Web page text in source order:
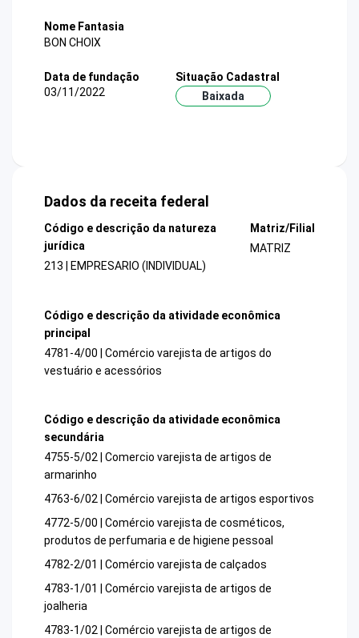
Nome Fantasia
BON CHOIX
Data de fundação
03/11/2022
Situação Cadastral
Baixada
Dados da receita federal
Código e descrição da natureza
jurídica
213 | EMPRESARIO (INDIVIDUAL)
Matriz/Filial
MATRIZ
Código e descrição da atividade econômica
principal
4781-4/00 | Comércio varejista de artigos do
vestuário e acessórios
Código e descrição da atividade econômica
secundária
4755-5/02 | Comercio varejista de artigos de
armarinho
4763-6/02 | Comércio varejista de artigos esportivos
4772-5/00 | Comércio varejista de cosméticos,
produtos de perfumaria e de higiene pessoal
4782-2/01 | Comércio varejista de calçados
4783-1/01 | Comércio varejista de artigos de
joalheria
4783-1/02 | Comércio varejista de artigos de